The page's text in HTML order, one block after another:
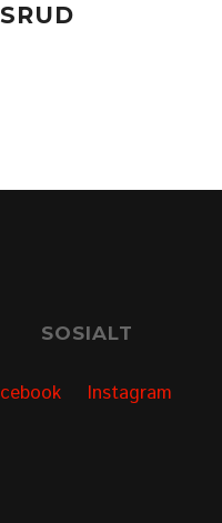
SOSIALT
Instagram